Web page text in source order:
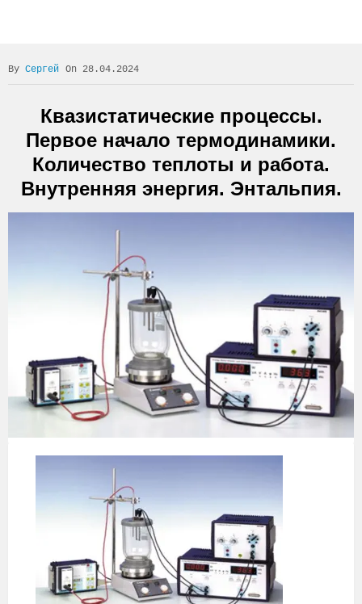
Сергей On 28.04.2024
Квазистатические процессы.
Первое начало термодинамики.
Количество теплоты и работа.
Внутренняя энергия. Энтальпия.